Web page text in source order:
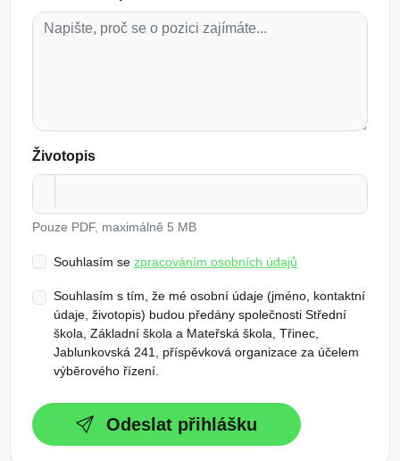
Životopis
Pouze PDF, maximálně 5 MB
Souhlasím se zpracováním osobních údajů
Souhlasím s tím, že mé osobní údaje (jméno, kontaktní
údaje, životopis) budou předány společnosti Střední
škola, Základní škola a Mateřská škola, Třinec,
Jablunkovská 241, příspěvková organizace za účelem
výběrového řízení.
Odeslat přihlášku